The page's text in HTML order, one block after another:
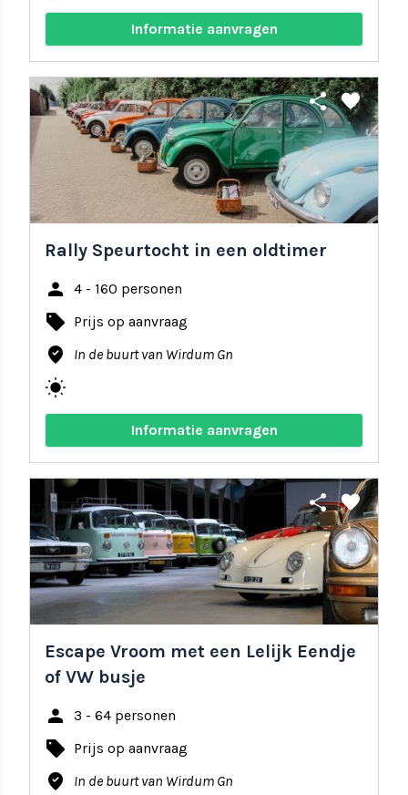
Informatie aanvragen
share favorite
Rally Speurtocht in een oldtimer
person 4 - 160 personen
local_offer Prijs op aanvraag
where_to_vote In de buurt van Wirdum Gn
wb_sunny
Informatie aanvragen
share favorite
Escape Vroom met een Lelijk Eendje
of VW busje
person 3 - 64 personen
local_offer Prijs op aanvraag
where_to_vote In de buurt van Wirdum Gn